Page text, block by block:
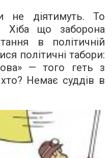
не діятимуть. То
Хіба що заборона
в політичній
політичні табори:
— того геть з
Немає суддів в